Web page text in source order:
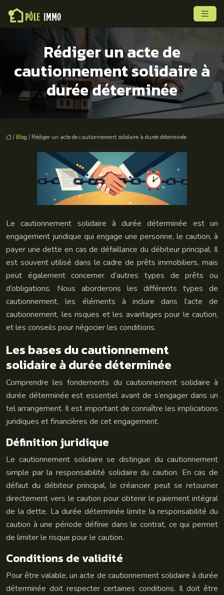
Rédiger un acte de
cautionnement solidaire à
durée déterminée
/ Blog / Rédiger un acte de cautionnement solidaire à durée déterminée
Le cautionnement solidaire à durée déterminée est un
engagement juridique qui engage une personne, le caution, à
payer une dette en cas de défaillance du débiteur principal. Il
est souvent utilisé dans le cadre de prêts immobiliers, mais
peut également concerner d’autres types de prêts ou
d’obligations. Nous aborderons les différents types de
cautionnement, les éléments à inclure dans l’acte de
cautionnement, les risques et les avantages pour le caution,
et les conseils pour négocier les conditions.
Les bases du cautionnement
solidaire à durée déterminée
Comprendre les fondements du cautionnement solidaire à
durée déterminée est essentiel avant de s’engager dans un
tel arrangement. Il est important de connaître les implications
juridiques et financières de cet engagement.
Définition juridique
Le cautionnement solidaire se distingue du cautionnement
simple par la responsabilité solidaire du caution. En cas de
défaut du débiteur principal, le créancier peut se retourner
directement vers le caution pour obtenir le paiement intégral
de la dette. La durée déterminée limite la responsabilité du
caution à une période définie dans le contrat, ce qui permet
de limiter le risque pour le caution.
Conditions de validité
Pour être valable, un acte de cautionnement solidaire à durée
déterminée doit respecter certaines conditions. Il doit être